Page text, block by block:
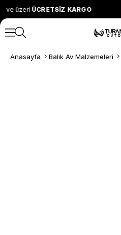
ve üzeri ÜCRETSİZ KARGO
Anasayfa Balık Av Malzemeleri